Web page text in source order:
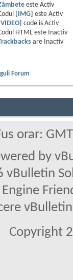
este Activ
[IMG] este Activ
code is Activ
HTML este
Inactiv
are
Inactiv
Forum
orar:
by
Engine
Copyright